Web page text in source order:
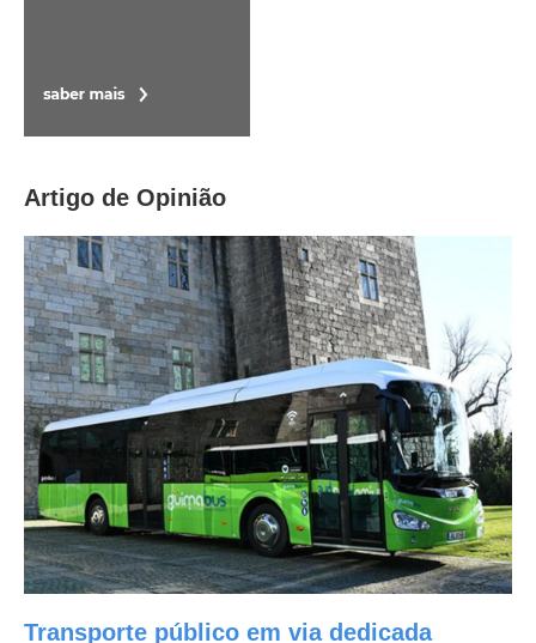
Artigo de Opinião
Transporte público em via dedicada